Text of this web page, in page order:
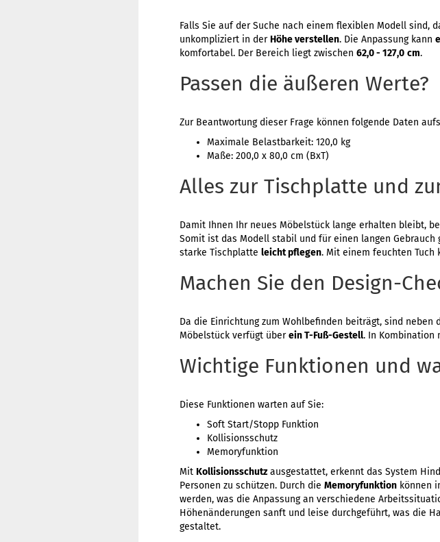
Falls Sie auf der Suche nach einem flexiblen Modell sind,
unkompliziert in derHöhe verstellen. Die Anpassung kann
komfortabel. Der Bereich liegt zwischen 62,0 - 127,0 cm.
Passen die äußeren Werte?
Zur Beantwortung dieser Frage können folgende Daten
Maximale Belastbarkeit: 120,0 kg
Maße: 200,0 x 80,0 cm (BxT)
Alles zur Tischplatte und
Damit Ihnen Ihr neues Möbelstück lange erhalten bleibt,
Somit ist das Modell stabil und für einen langen Gebrauch
starke Tischplatte leicht pflegen. Mit einem feuchten
Machen Sie den Design-
Da die Einrichtung zum Wohlbefinden beiträgt, sind
Möbelstück verfügt überein T-Fuß-Gestell. In Kombination
Wichtige Funktionen und
Diese Funktionen warten auf Sie:
Soft Start/Stopp Funktion
Kollisionsschutz
Memoryfunktion
Mit Kollisionsschutzausgestattet, erkennt das System
Personen zu schützen. Durch die Memoryfunktion können
werden, was die Anpassung an verschiedene
Höhenänderungen sanft und leise durchgeführt, was die
gestaltet.